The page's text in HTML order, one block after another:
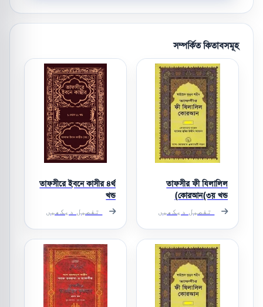
সম্পর্কিত কিতাবসমূহ
তাফসীর ফী যিলালিল
কোরআন(৩য় খন্ড)
تفصیل دیکھیں
তাফসীরে ইবনে কাসীর ৪র্থ
খন্ড
تفصیل دیکھیں